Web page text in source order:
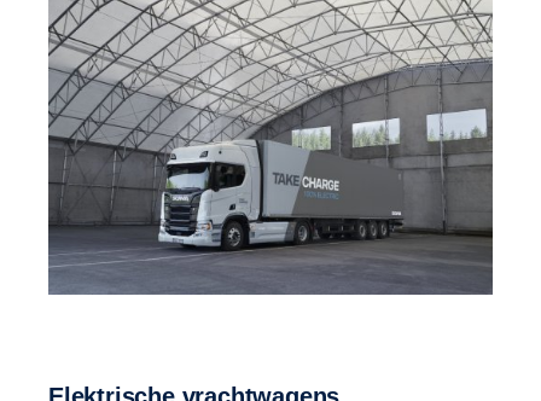
Elektrische vrachtwagens